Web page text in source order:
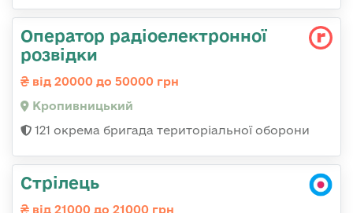
Оператор радіоелектронної
розвідки
від 20000 до 50000 грн
Кропивницький
121 окрема бригада територіальної оборони
Стрілець
від 21000 до 21000 грн